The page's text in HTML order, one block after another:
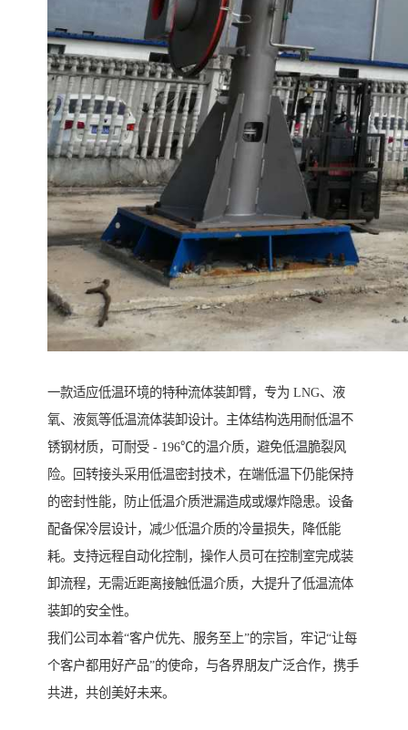
一款适应低温环境的特种流体装卸臂，专为 LNG、液
氧、液氮等低温流体装卸设计。主体结构选用耐低温不
锈钢材质，可耐受 - 196℃的温介质，避免低温脆裂风
险。回转接头采用低温密封技术，在端低温下仍能保持
的密封性能，防止低温介质泄漏造成或爆炸隐患。设备
配备保冷层设计，减少低温介质的冷量损失，降低能
耗。支持远程自动化控制，操作人员可在控制室完成装
卸流程，无需近距离接触低温介质，大提升了低温流体
装卸的安全性。
我们公司本着“客户优先、服务至上”的宗旨，牢记“让每
个客户都用好产品”的使命，与各界朋友广泛合作，携手
共进，共创美好未来。